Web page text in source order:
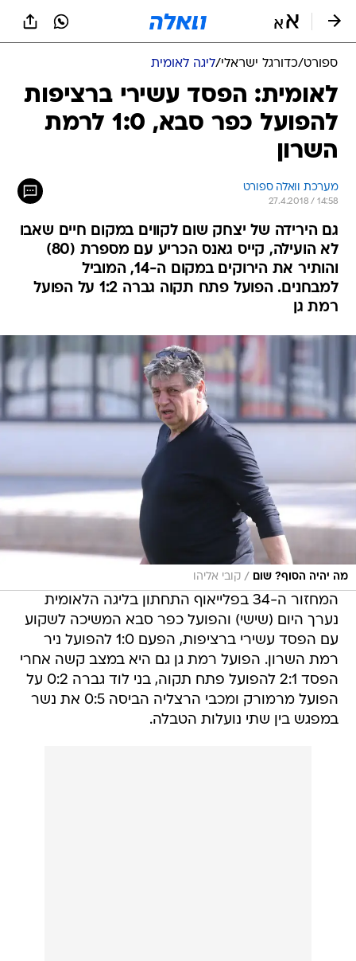
ספורט/כדורגל ישראלי/ליגה לאומית
לאומית: הפסד עשירי ברציפות
להפועל כפר סבא, 1:0 לרמת
השרון
מערכת וואלה ספורט
27.4.2018 / 14:58
גם הירידה של יצחק שום לקווים במקום חיים שאבו
לא הועילה, קייס גאנס הכריע עם מספרת (80)
והותיר את הירוקים במקום ה-14, המוביל
למבחנים. הפועל פתח תקוה גברה 1:2 על הפועל
רמת גן
מה יהיה הסוף? שום / קובי אליהו
המחזור ה-34 בפלייאוף התחתון בליגה הלאומית
נערך היום (שישי) והפועל כפר סבא המשיכה לשקוע
עם הפסד עשירי ברציפות, הפעם 1:0 להפועל ניר
רמת השרון. הפועל רמת גן גם היא במצב קשה אחרי
הפסד 2:1 להפועל פתח תקוה, בני לוד גברה 0:2 על
הפועל מרמורק ומכבי הרצליה הביסה 0:5 את נשר
במפגש בין שתי נועלות הטבלה.